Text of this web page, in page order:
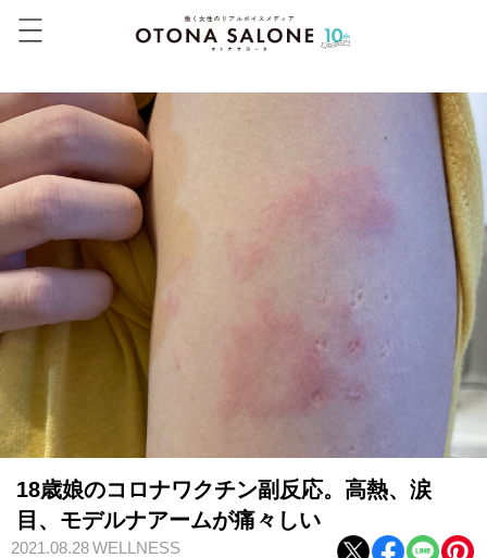
18歳娘のコロナワクチン副反応。高熱、涙
目、モデルナアームが痛々しい
2021.08.28WELLNESS